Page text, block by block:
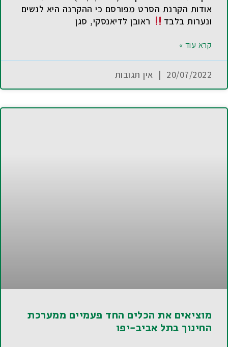
אודות הקרנת הסרט מפורסם כי ההקרנה היא לנשים
ונערות בלבד
ראובן לדיאנסקי, סגן
קרא עוד »
20/07/2022 אין תגובות
מוציאים את הכלים החד פעמיים ממערכת
החינוך בתל אביב-יפו